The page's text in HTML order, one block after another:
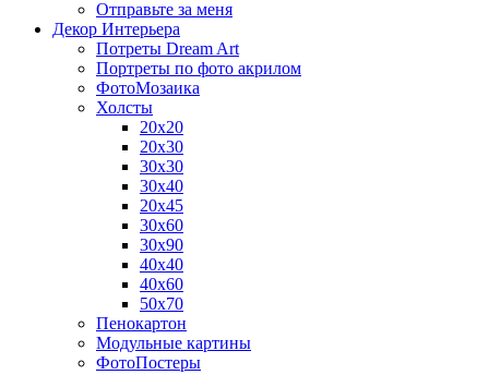
Отправьте за меня
Декор Интерьера
Потреты Dream Art
Портреты по фото акрилом
ФотоМозаика
Холсты
20х20
20х30
30х30
30х40
20х45
30х60
30х90
40х40
40х60
50х70
Пенокартон
Модульные картины
ФотоПостеры